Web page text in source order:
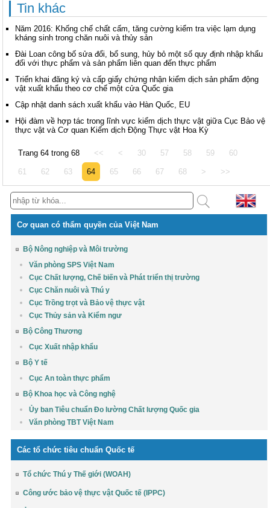
Tin khác
Năm 2016: Khống chế chất cấm, tăng cường kiểm tra việc lạm dụng
kháng sinh trong chăn nuôi và thủy sản
Đài Loan công bố sửa đổi, bổ sung, hủy bỏ một số quy định nhập khẩu
đối với thực phẩm và sản phẩm liên quan đến thực phẩm
Triển khai đăng ký và cấp giấy chứng nhận kiểm dịch sản phẩm động
vật xuất khẩu theo cơ chế một cửa Quốc gia
Cập nhật danh sách xuất khẩu vào Hàn Quốc, EU
Hội đàm về hợp tác trong lĩnh vực kiểm dịch thực vật giữa Cục Bảo vệ
thực vật và Cơ quan Kiểm dịch Động Thực vật Hoa Kỳ
Trang 64 trong 68 << < 30 57 58 59 60
61 62 63 64 65 66 67 68 > >>
Cơ quan có thẩm quyền của Việt Nam
Bộ Nông nghiệp và Môi trường
Văn phòng SPS Việt Nam
Cục Chất lượng, Chế biến và Phát triển thị trường
Cục Chăn nuôi và Thú y
Cục Trồng trọt và Bảo vệ thực vật
Cục Thủy sản và Kiểm ngư
Bộ Công Thương
Cục Xuất nhập khẩu
Bộ Y tế
Cục An toàn thực phẩm
Bộ Khoa học và Công nghệ
Ủy ban Tiêu chuẩn Đo lường Chất lượng Quốc gia
Văn phòng TBT Việt Nam
Các tổ chức tiêu chuẩn Quốc tế
Tổ chức Thú y Thế giới (WOAH)
Công ước bảo vệ thực vật Quốc tế (IPPC)